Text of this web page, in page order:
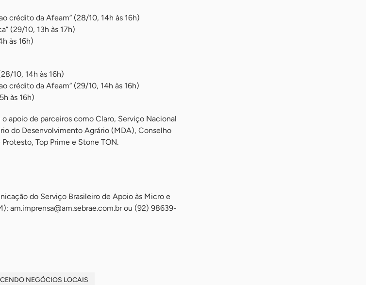
crédito da Afeam” (28/10, 14h às 16h)
(29/10, 13h às 17h)
às 16h)
10, 14h às 16h)
crédito da Afeam” (29/10, 14h às 16h)
às 16h)
apoio de parceiros como Claro, Serviço Nacional
do Desenvolvimento Agrário (MDA), Conselho
Top Prime e Stone TON.
do Serviço Brasileiro de Apoio às Micro e
am.imprensa@am.sebrae.com.brou (92) 98639-
NEGÓCIOS LOCAIS